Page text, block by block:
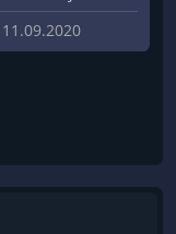
11.09.2020